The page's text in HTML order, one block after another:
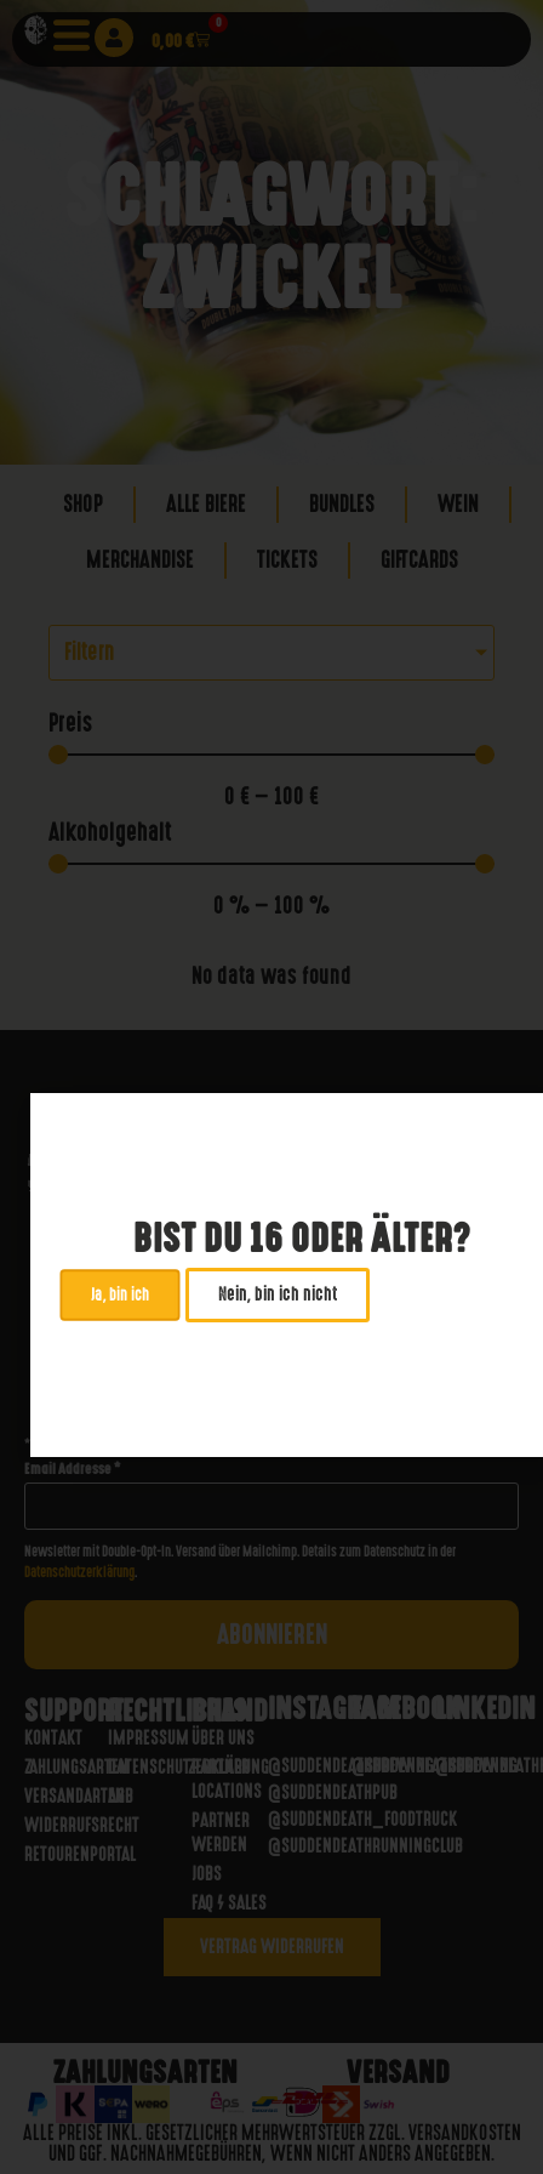
0,00€
0
SCHLAGWORT:
ZWICKEL
SHOP ALLE BIERE BUNDLES WEIN
MERCHANDISE TICKETS GIFTCARDS
Filtern
Preis
0 € — 100 €
Alkoholgehalt
0 % — 100 %
No data was found
*
Email Addresse*
Newsletter mit Double-Opt-In. Versand über Mailchimp. Details zum Datenschutz in der
Datenschutzerklärung.
SUPPORT
KONTAKT
ZAHLUNGSARTEN
VERSANDARTEN
WIDERRUFSRECHT
RETOURENPORTAL
RECHTLICHES
IMPRESSUM
DATENSCHUTZERKLÄRUNG
AGB
BRAND
ÜBER UNS
PARTNER
LOCATIONS
PARTNER
WERDEN
JOBS
FAQ / SALES
INSTAGRAM
@SUDDENDEATHBREWING
@SUDDENDEATHPUB
@SUDDENDEATH_FOODTRUCK
@SUDDENDEATHRUNNINGCLUB
FACEBOOK
@SUDDENDEATHBREWING
LINKEDIN
VERTRAG WIDERRUFEN
ZAHLUNGSARTEN VERSAND
ALLE PREISE INKL. GESETZLICHER MEHRWERTSTEUER ZZGL. VERSANDKOSTEN
UND GGF. NACHNAHMEGEBÜHREN, WENN NICHT ANDERS ANGEGEBEN.
BIST DU 16 ODER ÄLTER?
Ja, bin ich Nein, bin ich nicht